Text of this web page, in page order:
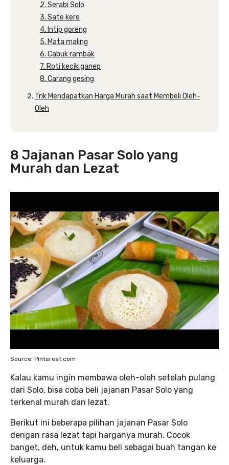
2. Serabi Solo
3. Sate kere
4. Intip goreng
5. Mata maling
6. Cabuk rambak
7. Roti kecik ganep
8. Carang gesing
Trik Mendapatkan Harga Murah saat Membeli Oleh-
Oleh
8 Jajanan Pasar Solo yang
Murah dan Lezat
Source: Pinterest.com
Kalau kamu ingin membawa oleh-oleh setelah pulang
dari Solo, bisa coba beli jajanan Pasar Solo yang
terkenal murah dan lezat.
Berikut ini beberapa pilihan jajanan Pasar Solo
dengan rasa lezat tapi harganya murah. Cocok
banget, deh, untuk kamu beli sebagai buah tangan ke
keluarga.